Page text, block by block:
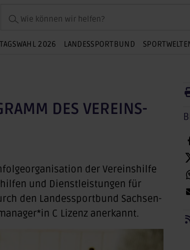
Wie können wir helfen?
2026 LANDESSPORTBUND
DES VEREINS-
der Vereinshilfe
und Dienstleistungen für
den Landessportbund Sachsen-
C Lizenz anerkannt.